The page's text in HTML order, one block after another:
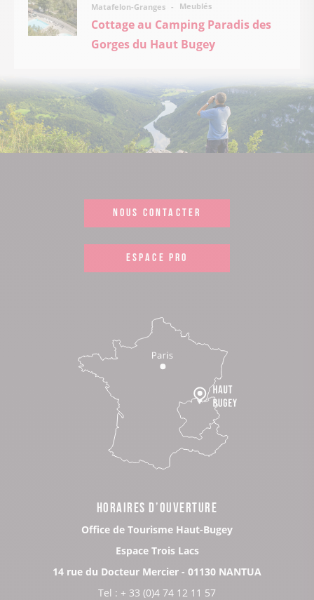
Matafelon-Granges Meublés
Cottage au Camping Paradis des
Gorges du Haut Bugey
NOUS CONTACTER
ESPACE PRO
HORAIRES D’OUVERTURE
Office de Tourisme Haut-Bugey
Espace Trois Lacs
14 rue du Docteur Mercier - 01130 NANTUA
Tel : + 33 (0)4 74 12 11 57